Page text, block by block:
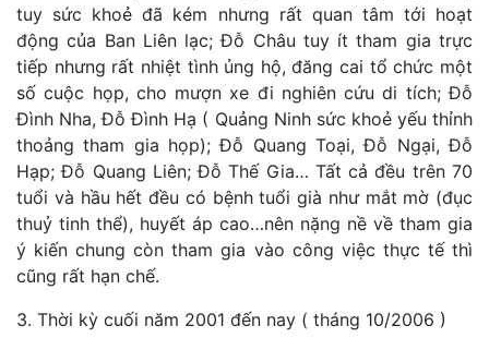
tuy sức khoẻ đã kém nhưng rất quan tâm tới hoạt
động của Ban Liên lạc; Đỗ Châu tuy ít tham gia trực
tiếp nhưng rất nhiệt tình ủng hộ, đăng cai tổ chức một
số cuộc họp, cho mượn xe đi nghiên cứu di tích; Đỗ
Đình Nha, Đỗ Đình Hạ ( Quảng Ninh sức khoẻ yếu thỉnh
thoảng tham gia họp); Đỗ Quang Toại, Đỗ Ngại, Đỗ
Hạp; Đỗ Quang Liên; Đỗ Thế Gia… Tất cả đều trên 70
tuổi và hầu hết đều có bệnh tuổi già như mắt mờ (đục
thuỷ tinh thể), huyết áp cao…nên nặng nề về tham gia
ý kiến chung còn tham gia vào công việc thực tế thì
cũng rất hạn chế.
3. Thời kỳ cuối năm 2001 đến nay ( tháng 10/2006 )